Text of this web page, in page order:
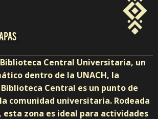
Central Universitaria, un
dentro de la UNACH, la
Central es un punto de
comunidad universitaria. Rodeada
esta zona es ideal para actividades